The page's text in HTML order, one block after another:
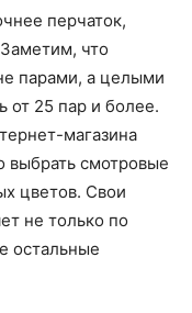
перчаток,
что
парами, а целыми
от 25 пар и более.
магазина
смотровые
цветов. Свои
не только по
остальные